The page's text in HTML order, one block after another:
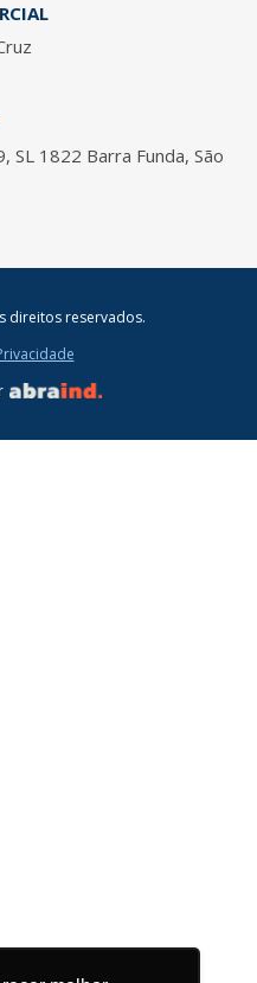
SL 1822 Barra Funda, São
direitos reservados.